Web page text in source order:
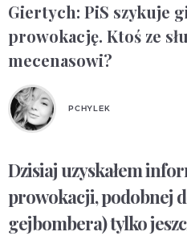
Giertych: PiS szykuje
prowokację. Ktoś ze
mecenasowi?
PCHYLEK
Dzisiaj uzyskałem
prowokacji, podobnej
gejbombera) tylko